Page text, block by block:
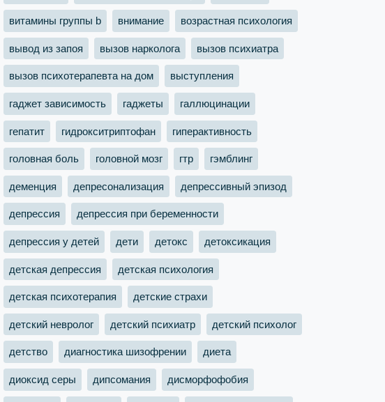
витамины группы b внимание возрастная психология
вывод из запоя вызов нарколога вызов психиатра
вызов психотерапевта на дом выступления
гаджет зависимость гаджеты галлюцинации
гепатит гидрокситриптофан гиперактивность
головная боль головной мозг гтр гэмблинг
деменция депресонализация депрессивный эпизод
депрессия депрессия при беременности
депрессия у детей дети детокс детоксикация
детская депрессия детская психология
детская психотерапия детские страхи
детский невролог детский психиатр детский психолог
детство диагностика шизофрении диета
диоксид серы дипсомания дисморфофобия